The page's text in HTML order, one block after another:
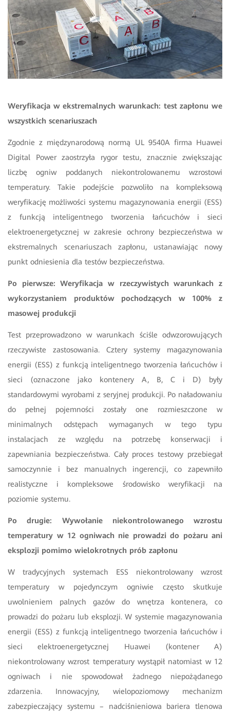
Weryfikacja w ekstremalnych warunkach: test zapłonu we
wszystkich scenariuszach
Zgodnie z międzynarodową normą UL 9540A firma Huawei
Digital Power zaostrzyła rygor testu, znacznie zwiększając
liczbę ogniw poddanych niekontrolowanemu wzrostowi
temperatury. Takie podejście pozwoliło na kompleksową
weryfikację możliwości systemu magazynowania energii (ESS)
z funkcją inteligentnego tworzenia łańcuchów i sieci
elektroenergetycznej w zakresie ochrony bezpieczeństwa w
ekstremalnych scenariuszach zapłonu, ustanawiając nowy
punkt odniesienia dla testów bezpieczeństwa.
Po pierwsze: Weryfikacja w rzeczywistych warunkach z
wykorzystaniem produktów pochodzących w 100% z
masowej produkcji
Test przeprowadzono w warunkach ściśle odwzorowujących
rzeczywiste zastosowania. Cztery systemy magazynowania
energii (ESS) z funkcją inteligentnego tworzenia łańcuchów i
sieci (oznaczone jako kontenery A, B, C i D) były
standardowymi wyrobami z seryjnej produkcji. Po naładowaniu
do pełnej pojemności zostały one rozmieszczone w
minimalnych odstępach wymaganych w tego typu
instalacjach ze względu na potrzebę konserwacji i
zapewniania bezpieczeństwa. Cały proces testowy przebiegał
samoczynnie i bez manualnych ingerencji, co zapewniło
realistyczne i kompleksowe środowisko weryfikacji na
poziomie systemu.
Po drugie: Wywołanie niekontrolowanego wzrostu
temperatury w 12 ogniwach nie prowadzi do pożaru ani
eksplozji pomimo wielokrotnych prób zapłonu
W tradycyjnych systemach ESS niekontrolowany wzrost
temperatury w pojedynczym ogniwie często skutkuje
uwolnieniem palnych gazów do wnętrza kontenera, co
prowadzi do pożaru lub eksplozji. W systemie magazynowania
energii (ESS) z funkcją inteligentnego tworzenia łańcuchów i
sieci elektroenergetycznej Huawei (kontener A)
niekontrolowany wzrost temperatury wystąpił natomiast w 12
ogniwach i nie spowodował żadnego niepożądanego
zdarzenia. Innowacyjny, wielopoziomowy mechanizm
zabezpieczający systemu – nadciśnieniowa bariera tlenowa